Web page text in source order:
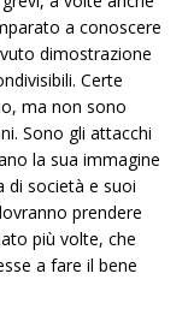
a conoscere
dimostrazione
Certe
ma non sono
Sono gli attacchi
la sua immagine
di società e suoi
prendere
più volte, che
a fare il bene